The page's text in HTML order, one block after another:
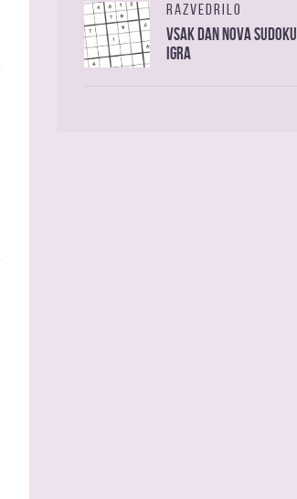
RAZVEDRILO
Vsak dan nova sudoku
igra